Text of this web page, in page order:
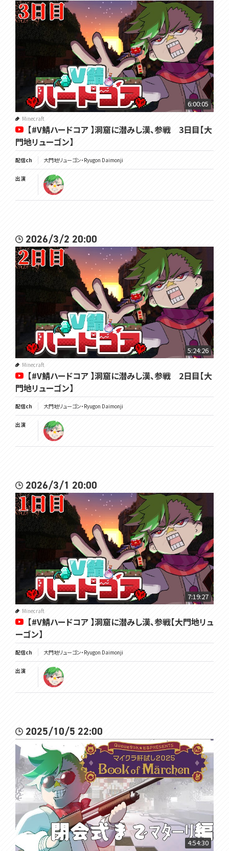
6:00:05
Minecraft
【#V鯖ハードコア 】洞窟に潜みし漢、参戦 3日目【大
門地リューゴン】
配信ch 大門地リューゴン・Ryugon Daimonji
出演
2026/3/2 20:00
5:24:26
Minecraft
【#V鯖ハードコア 】洞窟に潜みし漢、参戦 2日目【大
門地リューゴン】
配信ch 大門地リューゴン・Ryugon Daimonji
出演
2026/3/1 20:00
7:19:27
Minecraft
【#V鯖ハードコア 】洞窟に潜みし漢、参戦【大門地リュ
ーゴン】
配信ch 大門地リューゴン・Ryugon Daimonji
出演
2025/10/5 22:00
4:54:30